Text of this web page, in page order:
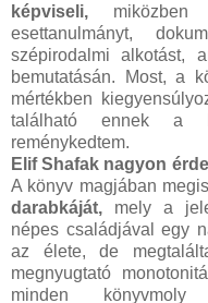
képviseli,
esettanulmányt,
szépirodalmi alkotást,
bemutatásán. Most, a
mértékben
található ennek a
reménykedtem.
Elif Shafak nagyon
A könyv magjában
darabkáját, mely a
népes családjával egy
az élete, de
megnyugtató
minden